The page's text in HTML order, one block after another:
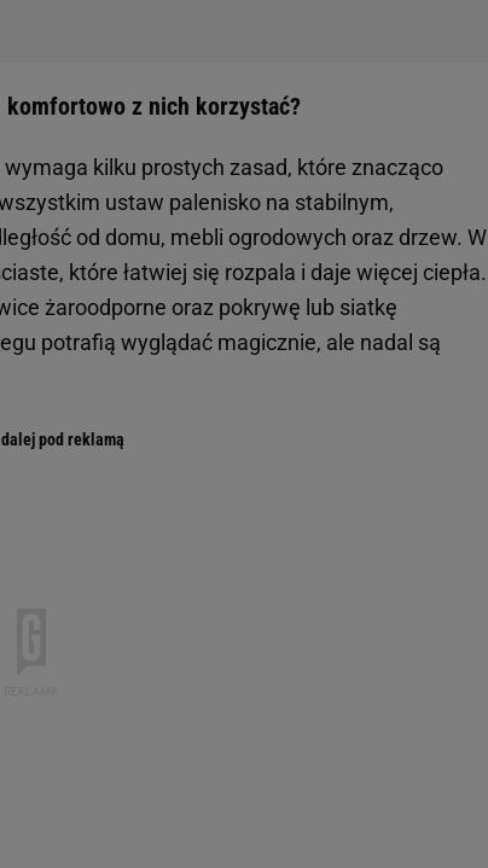
z nich korzystać?
kilku prostych zasad, które znacząco
ustaw palenisko na stabilnym,
od domu, mebli ogrodowych oraz drzew. W
które łatwiej się rozpala i daje więcej ciepła.
żaroodporne oraz pokrywę lub siatkę
potrafią wyglądać magicznie, ale nadal są